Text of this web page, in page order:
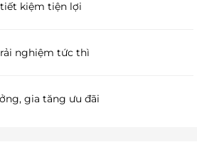
kiệm tiện lợi
nghiệm tức thì
gia tăng ưu đãi